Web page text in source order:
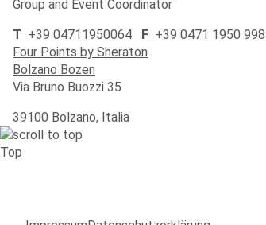
Group and Event Coordinator
T +39 04711950064 F +39 0471 1950 998
Four Points by Sheraton
Bolzano Bozen
Via Bruno Buozzi 35
39100 Bolzano, Italia
Top